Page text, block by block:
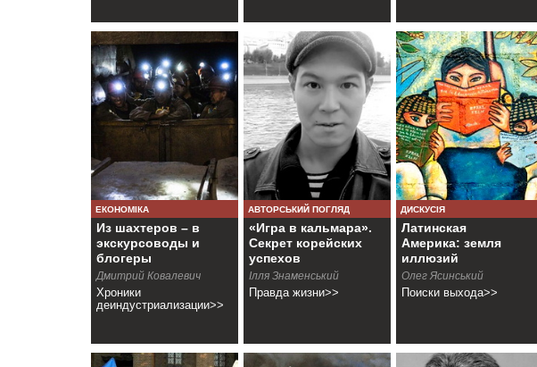
ЕКОНОМІКА
Из шахтеров – в
экскурсоводы и
блогеры
Дмитрий Ковалевич
Хроники
деиндустриализации>>
АВТОРСЬКИЙ ПОГЛЯД
«Игра в кальмара».
Секрет корейских
успехов
Ілля Знаменський
Правда жизни>>
ДИСКУСІЯ
Латинская
Америка: земля
иллюзий
Олег Ясинський
Поиски выхода>>